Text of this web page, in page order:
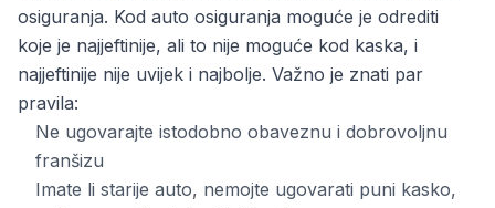
osiguranja. Kod auto osiguranja moguće je odrediti
koje je najjeftinije, ali to nije moguće kod kaska, i
najjeftinije nije uvijek i najbolje. Važno je znati par
pravila:
Ne ugovarajte istodobno obaveznu i dobrovoljnu
franšizu
Imate li starije auto, nemojte ugovarati puni kasko,